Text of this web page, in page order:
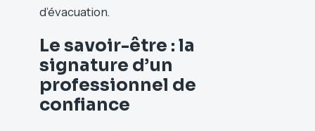
d’évacuation.
Le savoir-être : la
signature d’un
professionnel de
confiance